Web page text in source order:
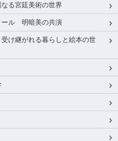
る宮廷美術の世界
ール 明暗美の共演
け継がれる暮らしと絵本の世